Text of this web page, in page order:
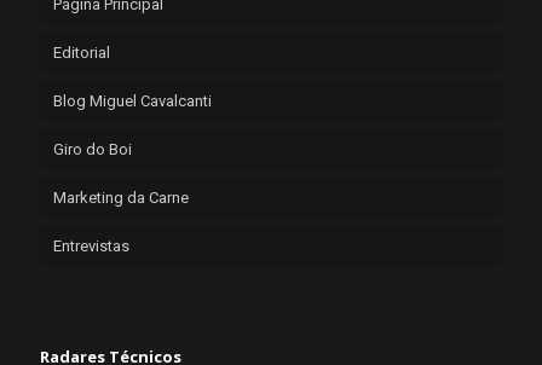
Página Principal
Editorial
Blog Miguel Cavalcanti
Giro do Boi
Marketing da Carne
Entrevistas
Radares Técnicos